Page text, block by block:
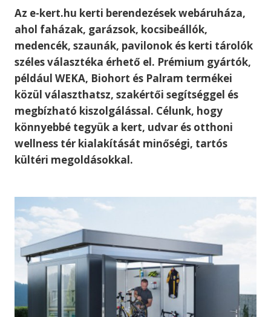
Az e-kert.hu kerti berendezések webáruháza,
ahol faházak, garázsok, kocsibeállók,
medencék, szaunák, pavilonok és kerti tárolók
széles választéka érhető el. Prémium gyártók,
például WEKA, Biohort és Palram termékei
közül választhatsz, szakértői segítséggel és
megbízható kiszolgálással. Célunk, hogy
könnyebbé tegyük a kert, udvar és otthoni
wellness tér kialakítását minőségi, tartós
kültéri megoldásokkal.